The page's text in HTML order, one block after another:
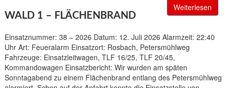
Weiterlesen
WALD 1 – FLÄCHENBRAND
Einsatznummer: 38 – 2026 Datum: 12. Juli 2026 Alarmzeit: 22:40
Uhr Art: Feueralarm Einsatzort: Rosbach, Petersmühlweg
Fahrzeuge: Einsatzleitwagen, TLF 16/25, TLF 20/45,
Kommandowagen Einsatzbericht: Wir wurden am späten
Sonntagabend zu einem Flächenbrand entlang des Petersmühlweg